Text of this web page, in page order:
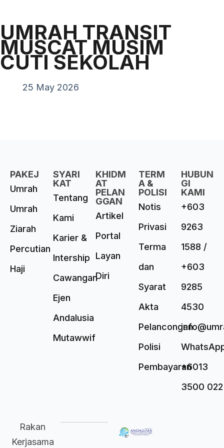
UMRAH TRANSIT
MUSCAT MUSIM
CUTI SEKOLAH
25 May 2026
PAKEJ
Umrah
Umrah
Ziarah
Percutian
Haji
SYARI
KAT
Tentang
Kami
Karier &
Intership
Cawangan
Ejen
Andalusia
Mutawwif
KHIDM
AT
PELAN
GGAN
Artikel
Portal
Layan
Diri
TERM
A &
POLISI
Notis
Privasi
Terma
dan
Syarat
Akta
Pelancongan
Polisi
Pembayaran
HUBUN
GI
KAMI
+603
9263
1588 /
+603
9285
4530
+6013
3500 022
Rakan
Kerjasama